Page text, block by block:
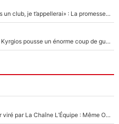
Mercato - OM - «Dès que je prends un club, je t’appellerai» : La promesse de Marcelino au moment de claquer la porte
Victime de racisme contre Murray, Kyrgios pousse un énorme coup de gueule !
Un chroniqueur de L’Équipe du Soir viré par La Chaîne L’Équipe : Même Olivier Ménard n’avait pas pu empêcher son départ, «je l’ai appris sur Twitter, je l’ai vécu assez mal»